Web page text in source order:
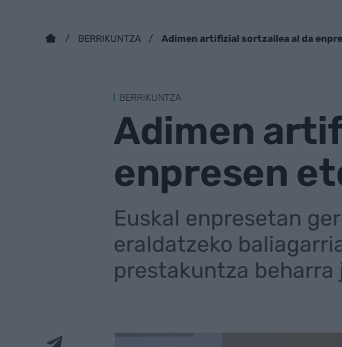
BERRIKUNTZA Adimen artifizial sortzailea al da
BERRIKUNTZA
Adimen
enpresen
Euskal enpresetan
eraldatzeko
prestakuntza